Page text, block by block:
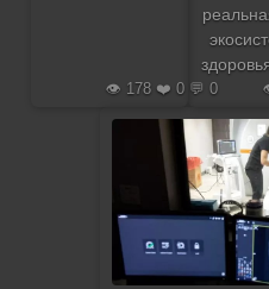
👁️ 178 ❤️ 0 💬 0